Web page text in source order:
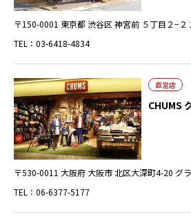
〒150-0001 東京都 渋谷区 神宮前 ５丁目２−２
TEL：03-6418-4834
直営店
CHUMS
〒530-0011 大阪府 大阪市 北区大深町4-20 グ
TEL：06-6377-5177